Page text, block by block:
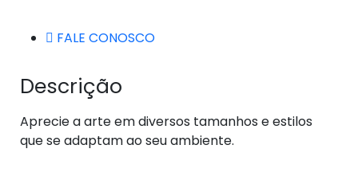
FALE CONOSCO
Descrição
Aprecie a arte em diversos tamanhos e estilos
que se adaptam ao seu ambiente.